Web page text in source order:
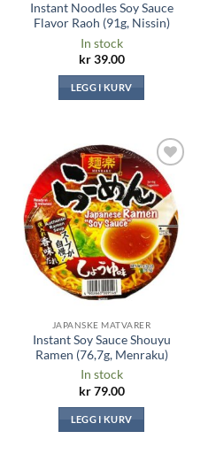
Instant Noodles Soy Sauce
Flavor Raoh (91g, Nissin)
In stock
kr39.00
LEGG I KURV
Legg til i
ønskeliste
JAPANSKE MATVARER
Instant Soy Sauce Shouyu
Ramen (76,7g, Menraku)
In stock
kr79.00
LEGG I KURV